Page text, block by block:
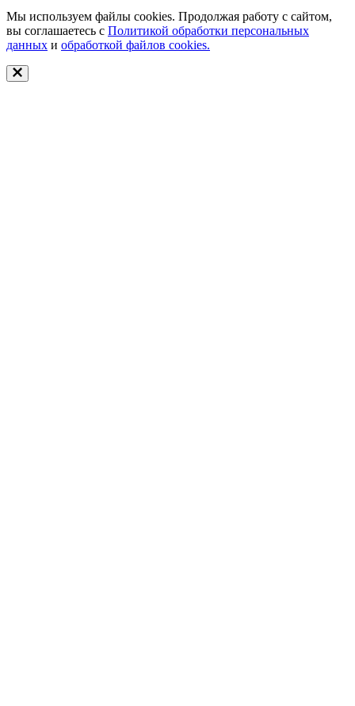
Мы используем файлы cookies. Продолжая работу с сайтом,
вы соглашаетесь с Политикой обработки персональных
данных и обработкой файлов cookies.